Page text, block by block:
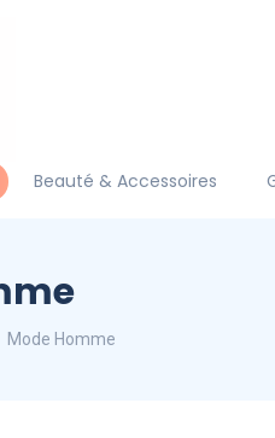
Beauté & Accessoires
Mode Homme